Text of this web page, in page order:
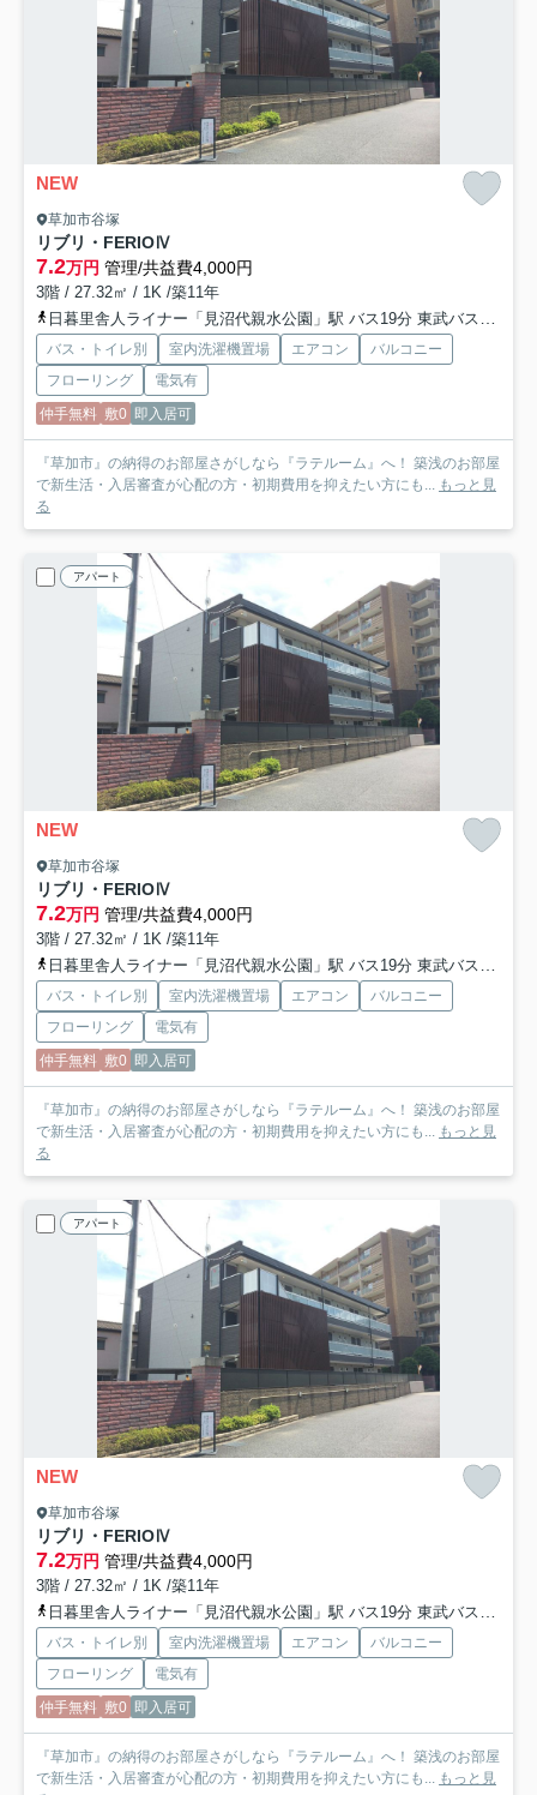
NEW
草加市谷塚
リブリ・FERIOⅣ
7.2万円 管理/共益費4,000円
3階 / 27.32㎡ / 1K /築11年
日暮里舎人ライナー「見沼代親水公園」駅 バス19分 東武バス「谷塚南町会館」 停歩6分
バス・トイレ別 室内洗濯機置場 エアコン
バルコニー
フローリング
電気有
仲手無料 敷0 即入居可
『草加市』の納得のお部屋さがしなら『ラテルーム』へ！ 築浅のお部屋
で新生活・入居審査が心配の方・初期費用を抑えたい方にも... もっと見
る
アパート
NEW
草加市谷塚
リブリ・FERIOⅣ
7.2万円 管理/共益費4,000円
3階 / 27.32㎡ / 1K /築11年
日暮里舎人ライナー「見沼代親水公園」駅 バス19分 東武バス「谷塚南町会館」 停歩6分
バス・トイレ別 室内洗濯機置場 エアコン
バルコニー
フローリング
電気有
仲手無料 敷0 即入居可
『草加市』の納得のお部屋さがしなら『ラテルーム』へ！ 築浅のお部屋
で新生活・入居審査が心配の方・初期費用を抑えたい方にも... もっと見
る
アパート
NEW
草加市谷塚
リブリ・FERIOⅣ
7.2万円 管理/共益費4,000円
3階 / 27.32㎡ / 1K /築11年
日暮里舎人ライナー「見沼代親水公園」駅 バス19分 東武バス「谷塚南町会館」 停歩6分
バス・トイレ別 室内洗濯機置場 エアコン
バルコニー
フローリング
電気有
仲手無料 敷0 即入居可
『草加市』の納得のお部屋さがしなら『ラテルーム』へ！ 築浅のお部屋
で新生活・入居審査が心配の方・初期費用を抑えたい方にも... もっと見